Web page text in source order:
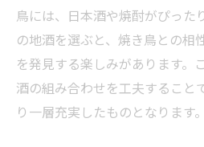
季節の野菜と地元の魚介
み方
四季折々の野菜を使
地元の新鮮な魚介を
季節の変化に合わせた
鳥には、日本酒や焼酎がぴった
の地酒を選ぶと、焼き鳥との相
を発見する楽しみがあります。
酒の組み合わせを工夫すること
り一層充実したものとなります。